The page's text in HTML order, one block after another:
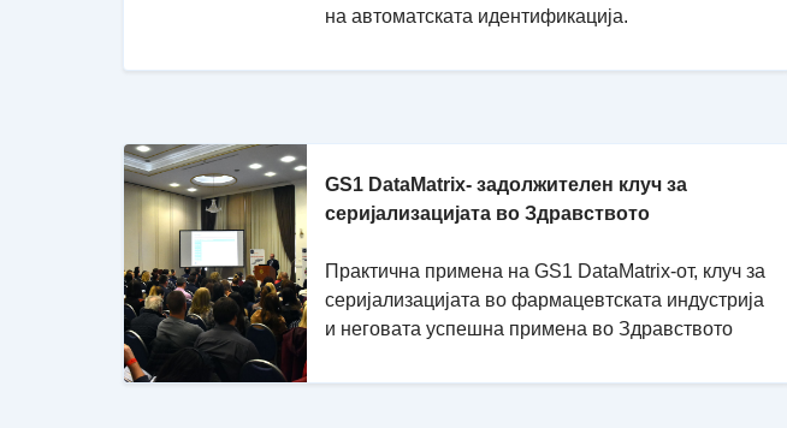
на автоматската идентификација.
GS1 DataMatrix- задолжителен клуч за
серијализацијата во Здравството
Практична примена на GS1 DataMatrix-от, клуч за
серијализацијата во фармацевтската индустрија
и неговата успешна примена во Здравството